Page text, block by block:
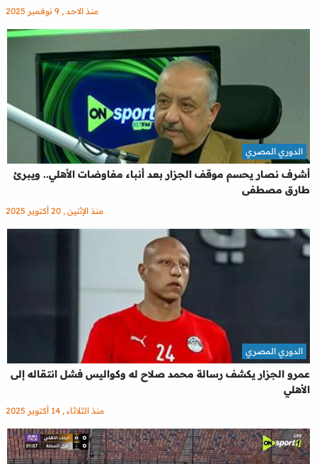
منذ الاحد , 9 نوفمبر 2025
أشرف نصار يحسم موقف الجزار بعد أنباء مفاوضات الأهلي.. ويبرئ
طارق مصطفى
الدوري المصري
منذ الإثنين , 20 أكتوبر 2025
عمرو الجزار يكشف رسالة محمد صلاح له وكواليس فشل انتقاله إلى
الأهلي
الدوري المصري
منذ الثلاثاء , 14 أكتوبر 2025